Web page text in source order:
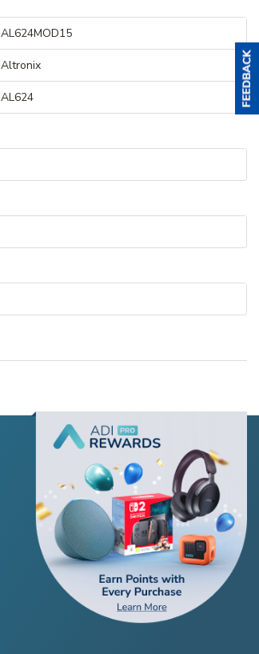
AL624MOD15
Altronix
AL624